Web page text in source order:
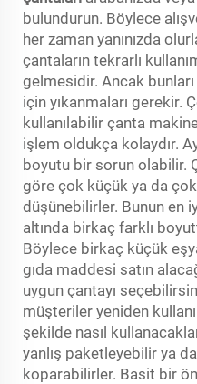
bulundurun. Böylece
her zaman yanınızda
çantaların tekrarlı
gelmesidir. Ancak
için yıkanmaları gerekir.
kullanılabilir çanta
işlem oldukça kolaydır.
boyutu bir sorun olabilir.
göre çok küçük ya da
düşünebilirler. Bunun en
altında birkaç farklı
Böylece birkaç küçük
gıda maddesi satın
uygun çantayı
müşteriler yeniden
şekilde nasıl
yanlış paketleyebilir ya
koparabilirler. Basit bir